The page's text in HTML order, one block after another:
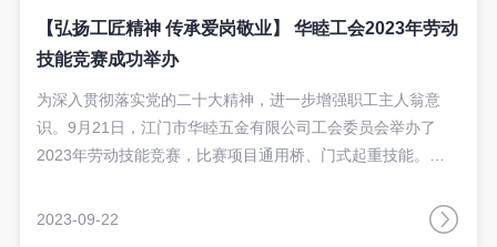
【弘扬工匠精神 传承爱岗敬业】 华睦工会2023年劳动
技能竞赛成功举办
为深入贯彻落实党的二十大精神，进一步增强职工主人翁意
识。9月21日，江门市华睦五金有限公司工会委员会举办了
2023年劳动技能竞赛，比赛项目通用桥、门式起重技能。
书、奖牌和奖金。
2023-09-22